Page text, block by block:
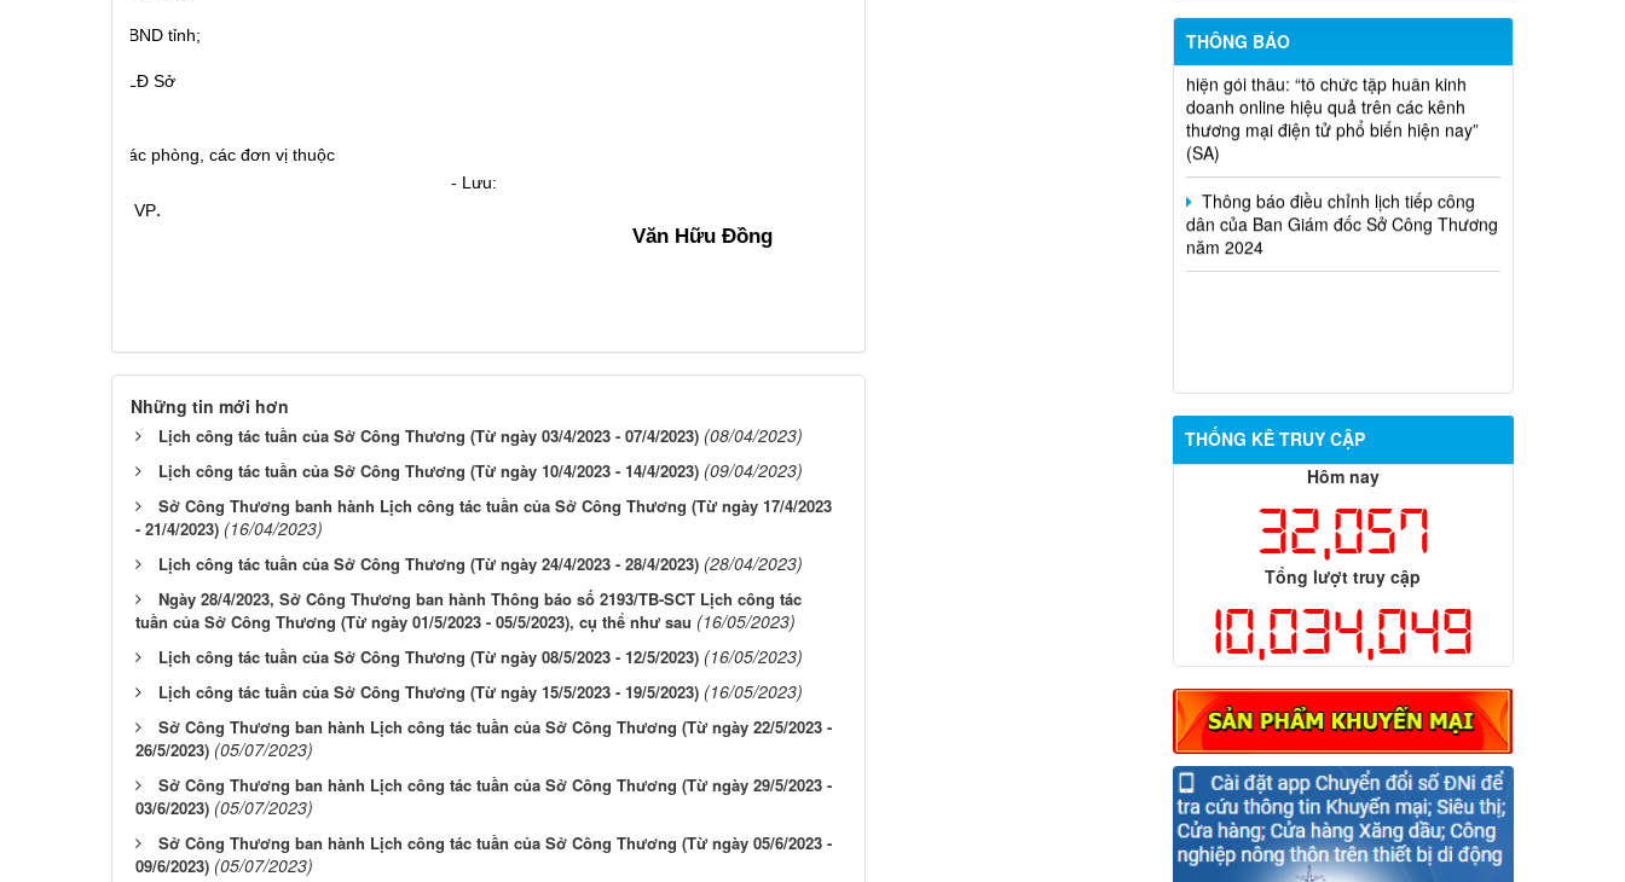
- UBND tỉnh;
- BLĐ Sở
- Các phòng, các đơn vị thuộc
Sở; - Lưu:
VT, VP.
Văn Hữu Đồng
Những tin mới hơn
Lịch công tác tuần của Sở Công Thương (Từ ngày 03/4/2023 - 07/4/2023) (08/04/2023)
Lịch công tác tuần của Sở Công Thương (Từ ngày 10/4/2023 - 14/4/2023) (09/04/2023)
Sở Công Thương banh hành Lịch công tác tuần của Sở Công Thương (Từ ngày 17/4/2023
- 21/4/2023) (16/04/2023)
Lịch công tác tuần của Sở Công Thương (Từ ngày 24/4/2023 - 28/4/2023) (28/04/2023)
Ngày 28/4/2023, Sở Công Thương ban hành Thông báo số 2193/TB-SCT Lịch công tác
tuần của Sở Công Thương (Từ ngày 01/5/2023 - 05/5/2023), cụ thể như sau (16/05/2023)
Lịch công tác tuần của Sở Công Thương (Từ ngày 08/5/2023 - 12/5/2023) (16/05/2023)
Lịch công tác tuần của Sở Công Thương (Từ ngày 15/5/2023 - 19/5/2023) (16/05/2023)
Sở Công Thương ban hành Lịch công tác tuần của Sở Công Thương (Từ ngày 22/5/2023 -
26/5/2023) (05/07/2023)
Sở Công Thương ban hành Lịch công tác tuần của Sở Công Thương (Từ ngày 29/5/2023 -
03/6/2023) (05/07/2023)
Sở Công Thương ban hành Lịch công tác tuần của Sở Công Thương (Từ ngày 05/6/2023 -
09/6/2023) (05/07/2023)
THÔNG BÁO
Thông báo lựa chọn nhà thầu thực
hiện gói thầu: “tổ chức tập huấn kinh
doanh online hiệu quả trên các kênh
thương mại điện tử phổ biến hiện nay”
(SA)
Thông báo điều chỉnh lịch tiếp công
dân của Ban Giám đốc Sở Công Thương
năm 2024
THỐNG KÊ TRUY CẬP
Hôm nay
32,057
Tổng lượt truy cập
10,034,049